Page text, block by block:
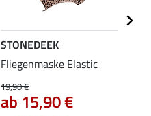
STONEDEEK
Fliegenmaske Elastic
19,90 €
ab 15,90 €